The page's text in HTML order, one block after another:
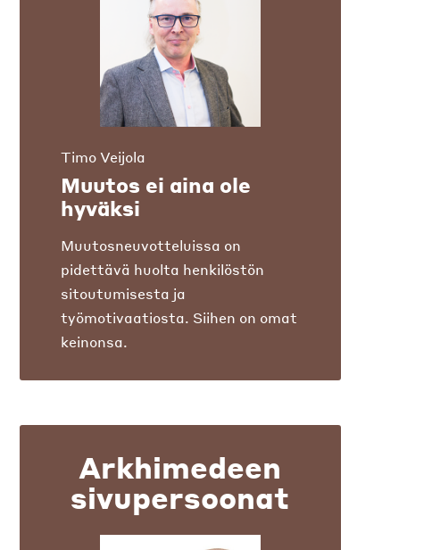
Timo Veijola
Muutos ei aina ole
hyväksi
Muutosneuvotteluissa on
pidettävä huolta henkilöstön
sitoutumisesta ja
työmotivaatiosta. Siihen on omat
keinonsa.
Arkhimedeen
sivupersoonat